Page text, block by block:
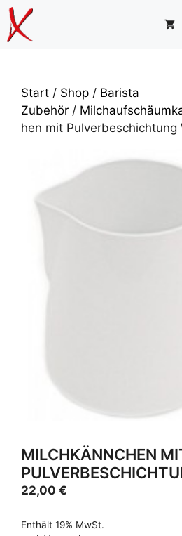
Zum
Inhalt
springen
Start / Shop / Barista
Zubehör /
hen mit Pulverbeschichtung
MILCHKÄNNCHEN
22,00 €
Enthält 19% MwSt.